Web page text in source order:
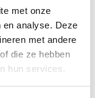
met onze
analyse. Deze
met andere
die ze hebben
hun services.
HB.
samen met